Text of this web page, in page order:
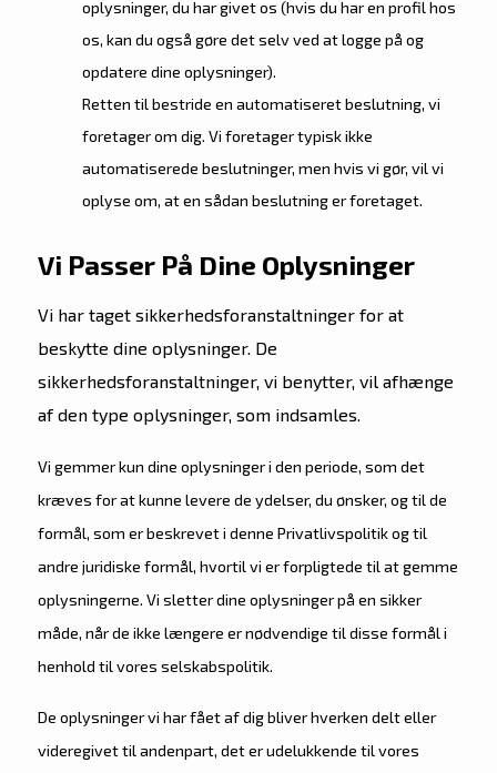
oplysninger, du har givet os (hvis du har en profil hos
os, kan du også gøre det selv ved at logge på og
opdatere dine oplysninger).
Retten til bestride en automatiseret beslutning, vi
foretager om dig. Vi foretager typisk ikke
automatiserede beslutninger, men hvis vi gør, vil vi
oplyse om, at en sådan beslutning er foretaget.
Vi Passer På Dine Oplysninger
Vi har taget sikkerhedsforanstaltninger for at
beskytte dine oplysninger. De
sikkerhedsforanstaltninger, vi benytter, vil afhænge
af den type oplysninger, som indsamles.
Vi gemmer kun dine oplysninger i den periode, som det
kræves for at kunne levere de ydelser, du ønsker, og til de
formål, som er beskrevet i denne Privatlivspolitik og til
andre juridiske formål, hvortil vi er forpligtede til at gemme
oplysningerne. Vi sletter dine oplysninger på en sikker
måde, når de ikke længere er nødvendige til disse formål i
henhold til vores selskabspolitik.
De oplysninger vi har fået af dig bliver hverken delt eller
videregivet til andenpart, det er udelukkende til vores